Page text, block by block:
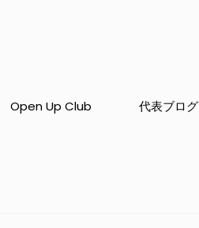
Open Up Club 代表ブログ